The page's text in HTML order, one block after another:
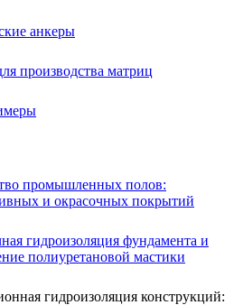
анкеры
производства матриц
промышленных полов:
и окрасочных покрытий
гидроизоляция фундамента и
полиуретановой мастики
гидроизоляция конструкций: